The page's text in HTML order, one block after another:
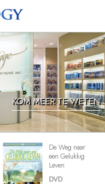
KOM MEER TE WETEN
De Weg naar
een Gelukkig
Leven
DVD